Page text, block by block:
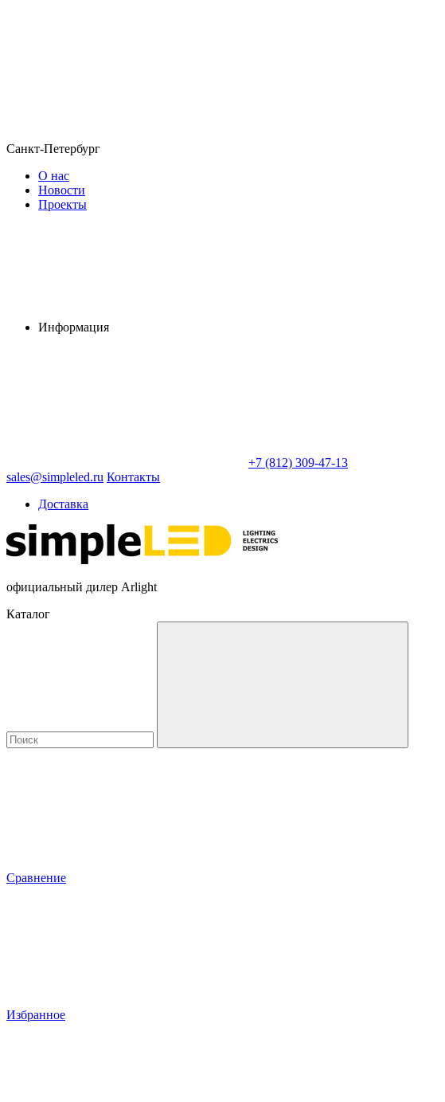
Санкт-Петербург
О нас
Новости
Проекты
Информация
+7 (812) 309-47-13
sales@simpleled.ru Контакты
Доставка
официальный дилер Arlight
Каталог
Сравнение
Избранное